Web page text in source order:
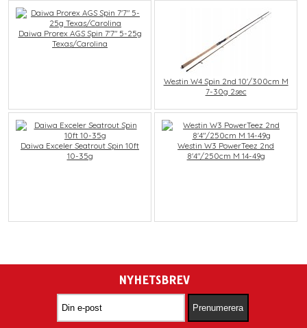
Daiwa Prorex AGS Spin 7'7" 5-25g
Texas/Carolina
Westin W4 Spin 2nd 10'/300cm M
7-30g 2sec
Daiwa Exceler Seatrout Spin 10ft
10-35g
Westin W3 PowerTeez 2nd
8'4"/250cm M 14-49g
NYHETSBREV